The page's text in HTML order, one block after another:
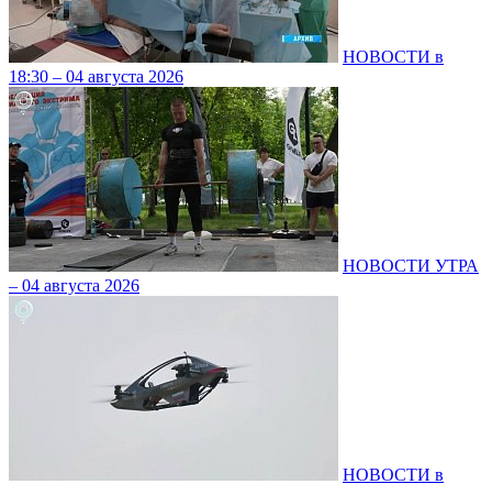
НОВОСТИ в
18:30 – 04 августа 2026
НОВОСТИ УТРА
– 04 августа 2026
НОВОСТИ в